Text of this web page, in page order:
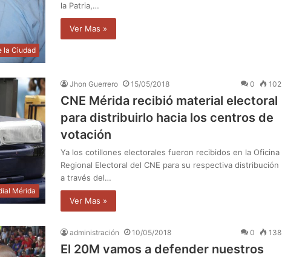
la Ciudad
la Patria,…
Ver Mas »
Mérida
Jhon Guerrero 15/05/2018 0 102
CNE Mérida recibió material electoral
para distribuirlo hacia los centros de
votación
Ya los cotillones electorales fueron recibidos en la Oficina
Regional Electoral del CNE para su respectiva distribución
a través del…
Ver Mas »
administración 10/05/2018 0 138
El 20M vamos a defender nuestros